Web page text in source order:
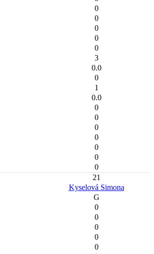
0
0
0
0
0
3
0.0
0
1
0.0
0
0
0
0
0
0
0
21
Kyselová Simona
G
0
0
0
0
0